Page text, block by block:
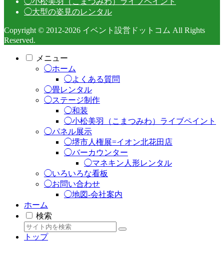
◯大型の姿見のレンタル
Copyright © 2012-2026 イベント設営ドットコム All Rights
Reserved.
メニュー
◯ホーム
◯よくある質問
◯畳レンタル
◯ステージ制作
◯和装
◯小松美羽（こまつみわ）ライブペイント
◯パネル展示
◯堺市人権展=イオン北花田店
◯バーカウンター
◯マネキン人形レンタル
◯いろいろな看板
◯お問い合わせ
◯地図-会社案内
ホーム
検索
トップ